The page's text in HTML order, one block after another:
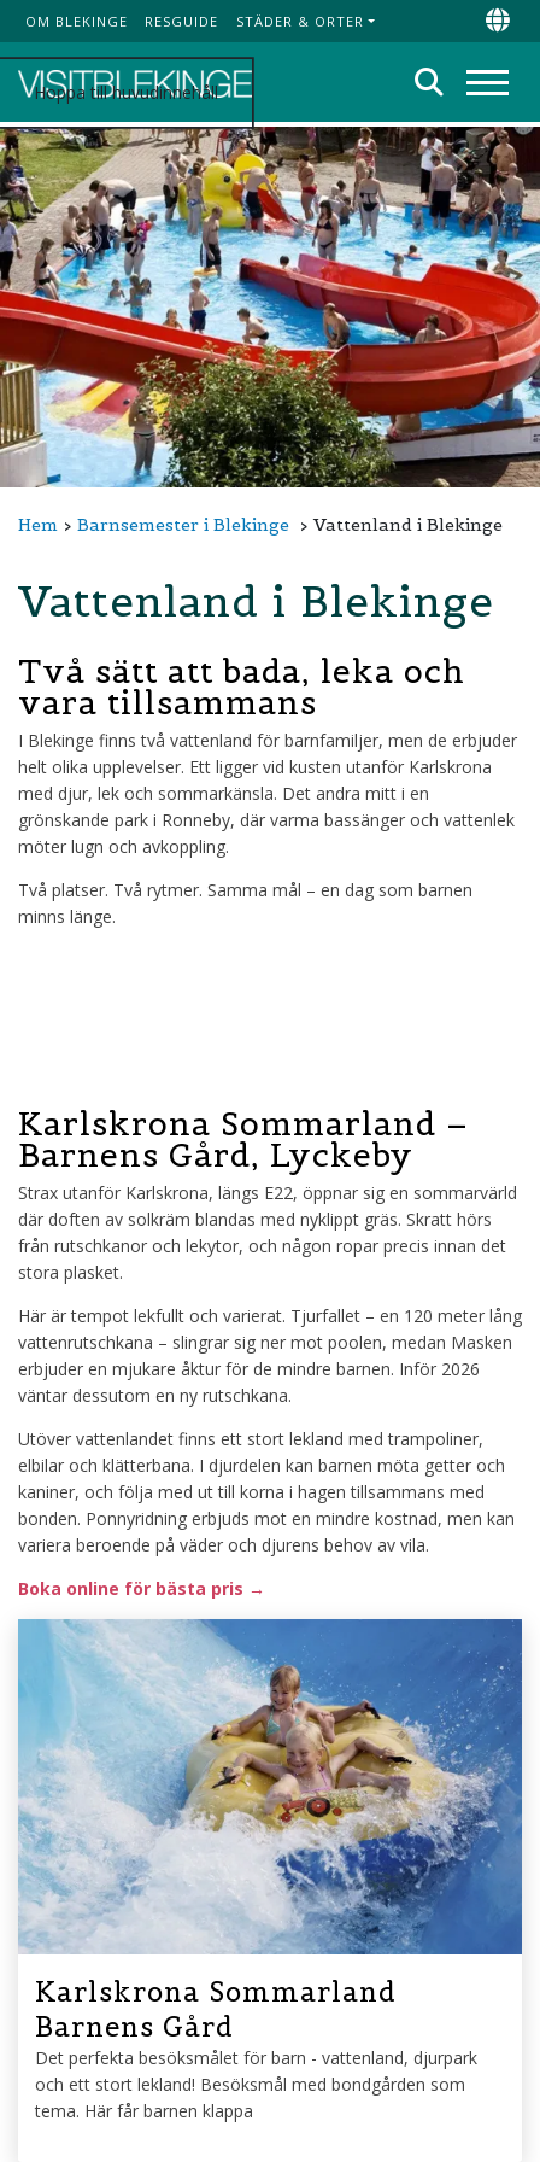
Hoppa till huvudinnehåll
Top Menu
OM BLEKINGE RESGUIDE STÄDER & ORTER
Sök
Hem Barnsemester i Blekinge Vattenland i Blekinge
Vattenland i Blekinge
Två sätt att bada, leka och
vara tillsammans
I Blekinge finns två vattenland för barnfamiljer, men de erbjuder
helt olika upplevelser. Ett ligger vid kusten utanför Karlskrona
med djur, lek och sommarkänsla. Det andra mitt i en
grönskande park i Ronneby, där varma bassänger och vattenlek
möter lugn och avkoppling.
Två platser. Två rytmer. Samma mål – en dag som barnen
minns länge.
Karlskrona Sommarland –
Barnens Gård, Lyckeby
Strax utanför Karlskrona, längs E22, öppnar sig en sommarvärld
där doften av solkräm blandas med nyklippt gräs. Skratt hörs
från rutschkanor och lekytor, och någon ropar precis innan det
stora plasket.
Här är tempot lekfullt och varierat. Tjurfallet – en 120 meter lång
vattenrutschkana – slingrar sig ner mot poolen, medan Masken
erbjuder en mjukare åktur för de mindre barnen. Inför 2026
väntar dessutom en ny rutschkana.
Utöver vattenlandet finns ett stort lekland med trampoliner,
elbilar och klätterbana. I djurdelen kan barnen möta getter och
kaniner, och följa med ut till korna i hagen tillsammans med
bonden. Ponnyridning erbjuds mot en mindre kostnad, men kan
variera beroende på väder och djurens behov av vila.
Boka online för bästa pris →
Karlskrona Sommarland
Barnens Gård
Det perfekta besöksmålet för barn - vattenland, djurpark
och ett stort lekland! Besöksmål med bondgården som
tema. Här får barnen klappa